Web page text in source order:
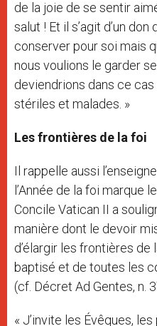
de la joie de se sentir
salut ! Et il s’agit d’un don
conserver pour soi mais
nous voulions le garder
deviendrions dans ce
stériles et malades. »
Les frontières de la foi
Il rappelle aussi
l’Année de la foi marque
Concile Vatican II a
manière dont le devoir
d’élargir les frontières
baptisé et de toutes les
(cf. Décret Ad Gentes, n.
« J’invite les Évêques,